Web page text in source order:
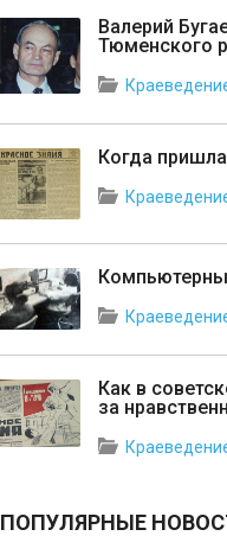
Валерий
Тюменского
Когда
Как в
за
ПОПУЛЯРНЫЕ